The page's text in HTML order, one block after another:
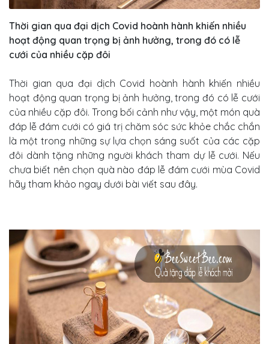
Thời gian qua đại dịch Covid hoành hành khiến nhiều
hoạt động quan trọng bị ảnh hưởng, trong đó có lễ
cưới của nhiều cặp đôi
Thời gian qua đại dịch Covid hoành hành khiến nhiều
hoạt động quan trọng bị ảnh hưởng, trong đó có lễ cưới
của nhiều cặp đôi. Trong bối cảnh như vậy, một món quà
đáp lễ đám cưới có giá trị chăm sóc sức khỏe chắc chắn
là một trong những sự lựa chọn sáng suốt của các cặp
đôi dành tặng những người khách tham dự lễ cưới. Nếu
chưa biết nên chọn quà nào đáp lễ đám cưới mùa Covid
hãy tham khảo ngay dưới bài viết sau đây.